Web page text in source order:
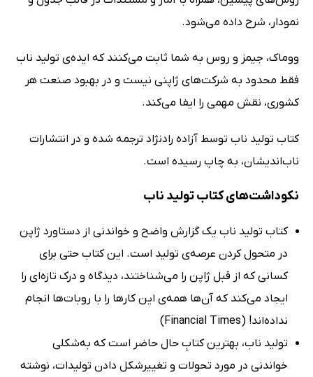
نمودار، شرح داده می‌شود.
ووماک، جیمز و روس به شما ثابت می‌کنند که ایده‌ی تولید ناب
فقط محدود به شرکت‌های ژاپنی نیست و در بهبود صنعت هر
کشوری، نقش مهمی را ایفا می‌کند.
کتاب تولید ناب توسط آزاده رادنژاد ترجمه شده و در انتشارات
ناب‌اندیشان، به چاپ رسیده است.
نکوداشت‌های کتاب تولید ناب
کتاب تولید ناب یک گزارش واضح و خواندنی از دستاورد ژاپن
در متحول کردن عرصه‌ی تولید است. این کتاب حتی برای
کسانی که از قبل ژاپن را می‌شناختند، دیدگاه و درک تازه‌ای را
ایجاد می‌کند که آن‌ها همه‌ی این کارها را با روبات‌ها انجام
نداده‌اند! (Financial Times)
تولید ناب، بهترین کتابِ حال حاضر است که به‌شکلی
خواندنی در مورد تحولات و تغییرشکل دادن تولیدات، نوشته